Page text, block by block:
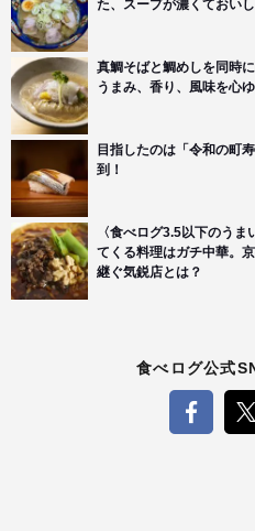
た、スープが濃くておい
真鯛そばと鯛めしを同時
うまみ、香り、風味を心
目指したのは「令和の町
到！
〈食べログ3.5以下のう
てくる料理はガチ中華。
継ぐ気鋭店とは？
食べログ公式